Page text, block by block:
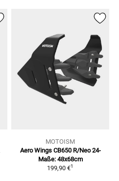
MOTOISM
Aero Wings CB650 R/Neo 24-
Maße: 48x68cm
199,90 €1